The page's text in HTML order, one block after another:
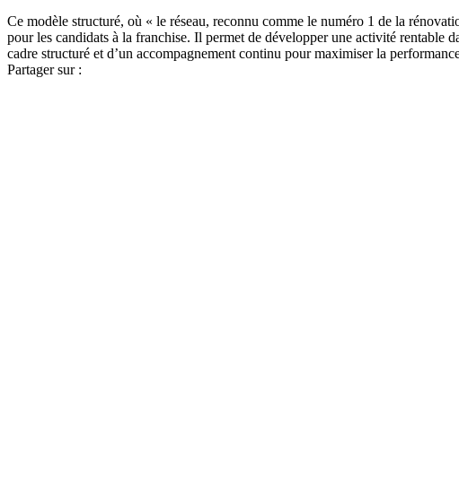
Ce modèle structuré, où « le réseau, reconnu comme le numéro 1 de la
pour les candidats à la franchise. Il permet de développer une activité rentable
cadre structuré et d’un accompagnement continu pour maximiser la
Partager sur :